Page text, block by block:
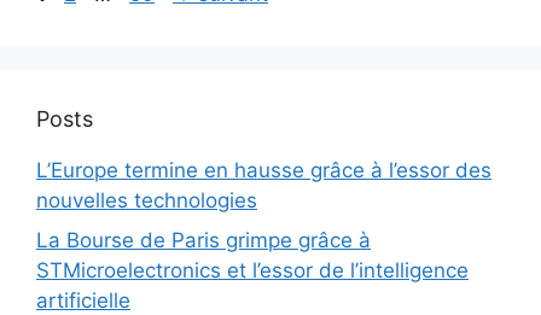
Posts
L’Europe termine en hausse grâce à l’essor des
nouvelles technologies
La Bourse de Paris grimpe grâce à
STMicroelectronics et l’essor de l’intelligence
artificielle